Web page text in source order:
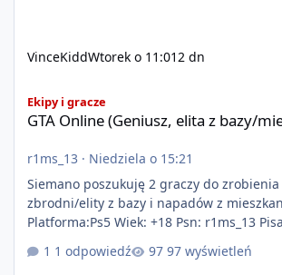
VinceKiddWtorek o 11:012 dn
Ekipy i gracze
GTA Online (Geniusz, elita z bazy/
r1ms_13 · Niedziela o 15:21
Siemano poszukuję 2 graczy do
zbrodni/elity z bazy i napadów z
Platforma:Ps5 Wiek: +18 Psn: r1ms_13
1 odpowiedź
97 wyświetleń